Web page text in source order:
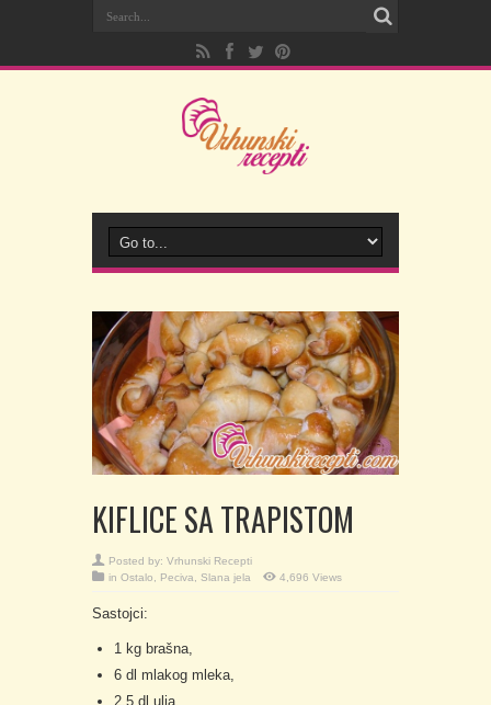
KIFLICE SA TRAPISTOM
Posted by: Vrhunski Recepti
in Ostalo Peciva Slana jela 4,696 Views
Sastojci:
1 kg brašna,
6 dl mlakog mleka,
2,5 dl ulja,